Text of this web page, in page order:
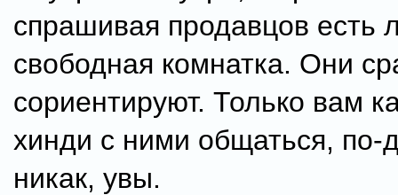
спрашивая продавцов есть
свободная комнатка. Они
сориентируют. Только вам
хинди с ними общаться, по-
никак, увы.